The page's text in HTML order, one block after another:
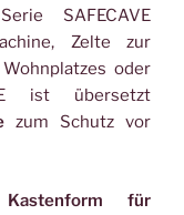
SAFECAVE
Zelte zur
oder
ist übersetzt
zum Schutz vor
für